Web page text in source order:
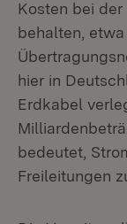
Kosten bei
behalten,
hier in
Erdkabel
bedeutet,
Freileitungen